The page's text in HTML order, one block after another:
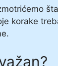
korake